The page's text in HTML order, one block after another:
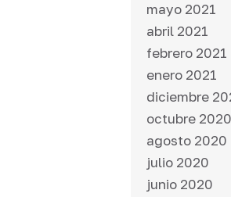
mayo 2021
abril 2021
febrero 2021
enero 2021
diciembre
octubre 2020
agosto 2020
julio 2020
junio 2020